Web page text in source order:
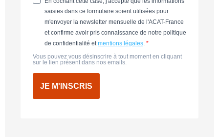
saisies dans ce formulaire soient utilisées pour
m'envoyer la newsletter mensuelle de l'ACAT-France
et confirme avoir pris connaissance de notre politique
de confidentialité etmentions légales.
Vous pouvez vous désinscrire à tout moment en cliquant
sur le lien présent dans nos emails.
JE M'INSCRIS